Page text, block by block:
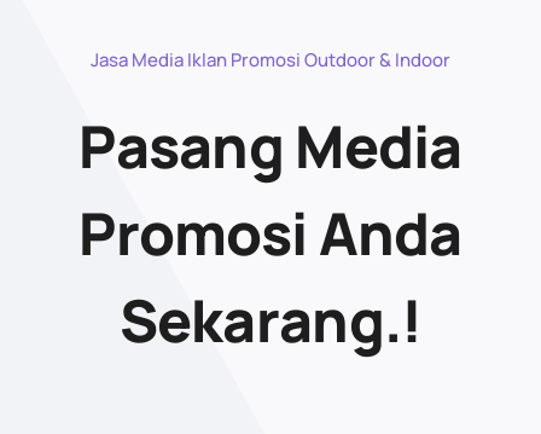
Jasa Media Iklan Promosi Outdoor & Indoor
Pasang Media
Promosi Anda
Sekarang.!